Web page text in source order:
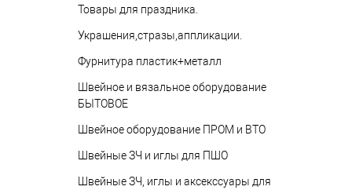
Товары для праздника.
Украшения,стразы,аппликации.
Фурнитура пластик+металл
Швейное и вязальное оборудование
БЫТОВОЕ
Швейное оборудование ПРОМ и ВТО
Швейные ЗЧ и иглы для ПШО
Швейные ЗЧ, иглы и аксекссуары для